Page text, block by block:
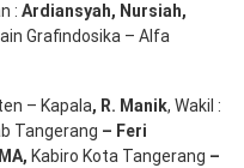
: Ardiansyah, Nursiah,
Grafindosika – Alfa
– Kapala, R. Manik, Wakil :
Tangerang – Feri
Kabiro Kota Tangerang –